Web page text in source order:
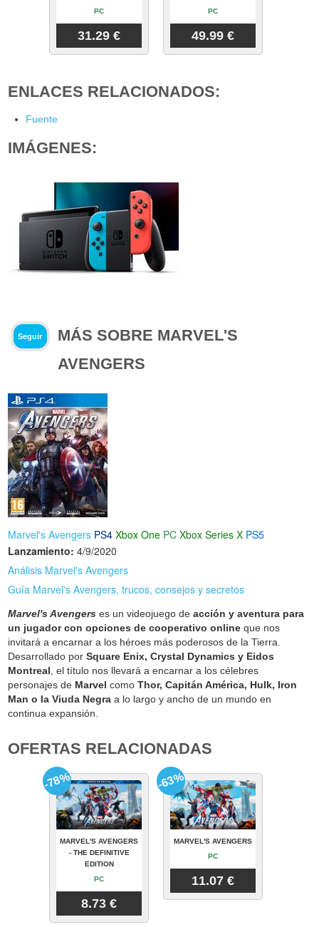
PC
31.29 €
PC
49.99 €
ENLACES RELACIONADOS:
Fuente
IMÁGENES:
Seguir
MÁS SOBRE MARVEL'S
AVENGERS
Marvel's Avengers PS4 Xbox One PC Xbox Series X PS5
Lanzamiento: 4/9/2020
Análisis Marvel's Avengers
Guía Marvel's Avengers, trucos, consejos y secretos
Marvel's Avengers es un videojuego de acción y aventura para
un jugador con opciones de cooperativo online que nos
invitará a encarnar a los héroes más poderosos de la Tierra.
Desarrollado porSquare Enix, Crystal Dynamics y Eidos
Montreal, el título nos llevará a encarnar a los célebres
personajes de Marvel comoThor, Capitán América, Hulk, Iron
Man o la Viuda Negra a lo largo y ancho de un mundo en
continua expansión.
OFERTAS RELACIONADAS
MARVEL'S AVENGERS
- THE DEFINITIVE
EDITION
PC
8.73 €
-78%
MARVEL'S AVENGERS
PC
11.07 €
-63%